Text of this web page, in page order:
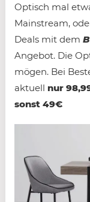
Optisch mal
Mainstream,
Deals mit dem
Angebot. Die
mögen. Bei
aktuell nur
sonst 49€